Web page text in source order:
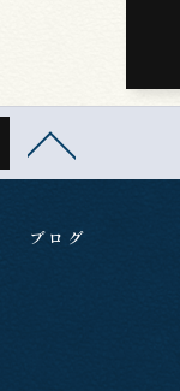
ブログ